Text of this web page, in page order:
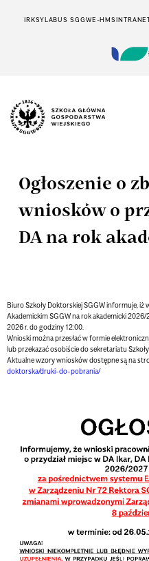
IRKSYLABUS SGGWE-HMS
Ogłoszenie o
wniosków o
DA na rok
Biuro Szkoły Doktorskiej SGGW informuje, iż
Akademickim SGGW na rok akademicki 2026/
2026 r. do godziny 12:00.
Wnioski można przesłać w formie
lub przekazać osobiście do sekretariatu
Aktualne wzory wniosków dostępne są na
doktorska/druki-do-pobrania/